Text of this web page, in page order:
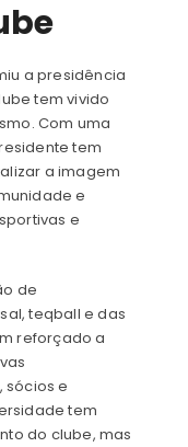
a presidência
tem vivido
Com uma
tem
a imagem
e
e
de
teqball e das
reforçado a
sócios e
tem
do clube, mas